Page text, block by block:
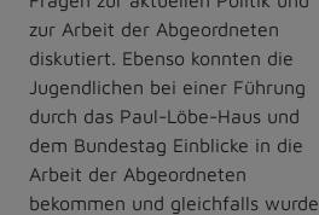
zur Arbeit der Abgeordneten
diskutiert. Ebenso konnten die
Jugendlichen bei einer Führung
durch das Paul-Löbe-Haus und
dem Bundestag Einblicke in die
Arbeit der Abgeordneten
bekommen und gleichfalls wurde